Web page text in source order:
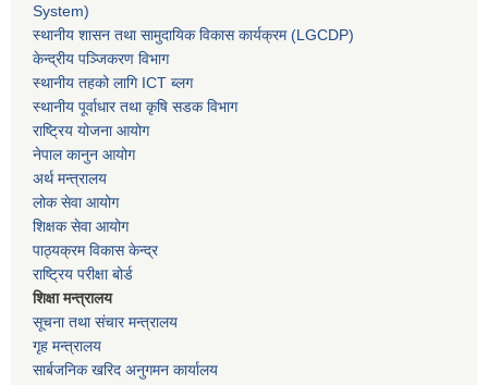
System)
स्थानीय शासन तथा सामुदायिक विकास कार्यक्रम (LGCDP)
केन्द्रीय पञ्जिकरण विभाग
स्थानीय तहको लागि ICT ब्लग
स्थानीय पूर्वाधार तथा कृषि सडक विभाग
राष्ट्रिय योजना आयोग
नेपाल कानुन आयोग
अर्थ मन्त्रालय
लोक सेवा आयोग
शिक्षक सेवा आयोग
पाठ्यक्रम विकास केन्द्र
राष्ट्रिय परीक्षा बोर्ड
शिक्षा मन्त्रालय
सूचना तथा संचार मन्त्रालय
गृह मन्त्रालय
सार्बजनिक खरिद अनुगमन कार्यालय